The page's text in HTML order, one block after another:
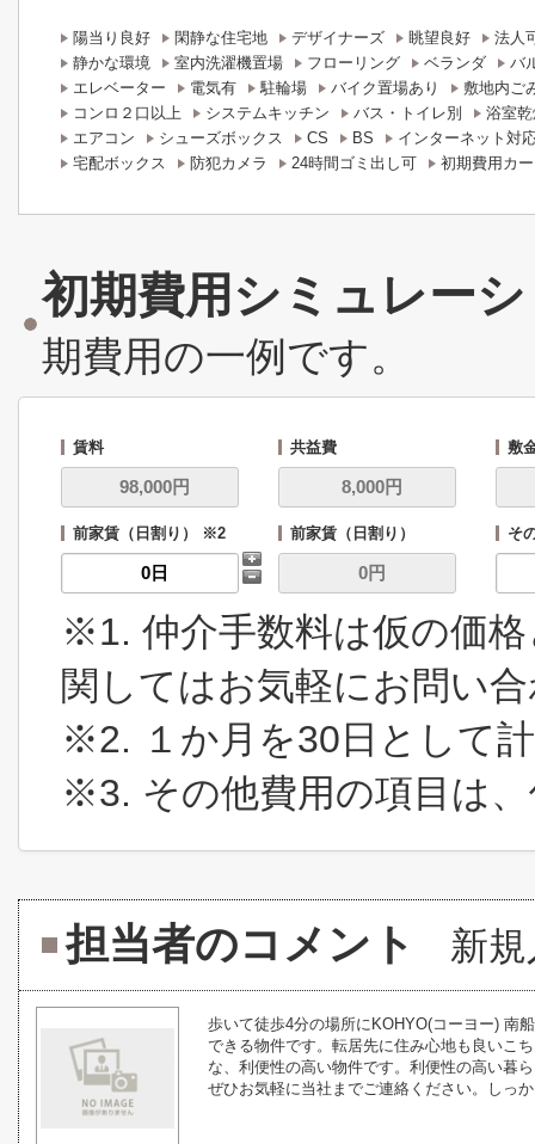
陽当り良好 閑静な住宅地 デザイナーズ 眺望良好
法人
静かな環境
室内洗濯機置場 フローリング ベランダ
バ
エレベーター
電気有 駐輪場 バイク置場あり
敷地内ご
コンロ２口以上
システムキッチン バス・トイレ別
浴室
エアコン
シューズボックス CS BS
インターネット対
宅配ボックス
防犯カメラ 24時間ゴミ出し可 初期費用カ
初期費用シミュレー
期費用の一例です。
賃料 共益費 敷
前家賃（日割り） ※2 前家賃（日割り） そ
※1. 仲介手数料は仮の価
関してはお気軽にお問い
※2. １か月を30日として
※3. その他費用の項目は
担当者のコメント 新
歩いて徒歩4分の場所にKOHYO(コーヨー) 南
できる物件です。転居先に住み心地も良いこ
な、利便性の高い物件です。利便性の高い暮
ぜひお気軽に当社までご連絡ください。しっ